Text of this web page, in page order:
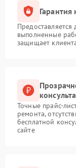
Гарантия
выполненные
защищает
Точные прайс-
ремонта,
бесплатной
сайте